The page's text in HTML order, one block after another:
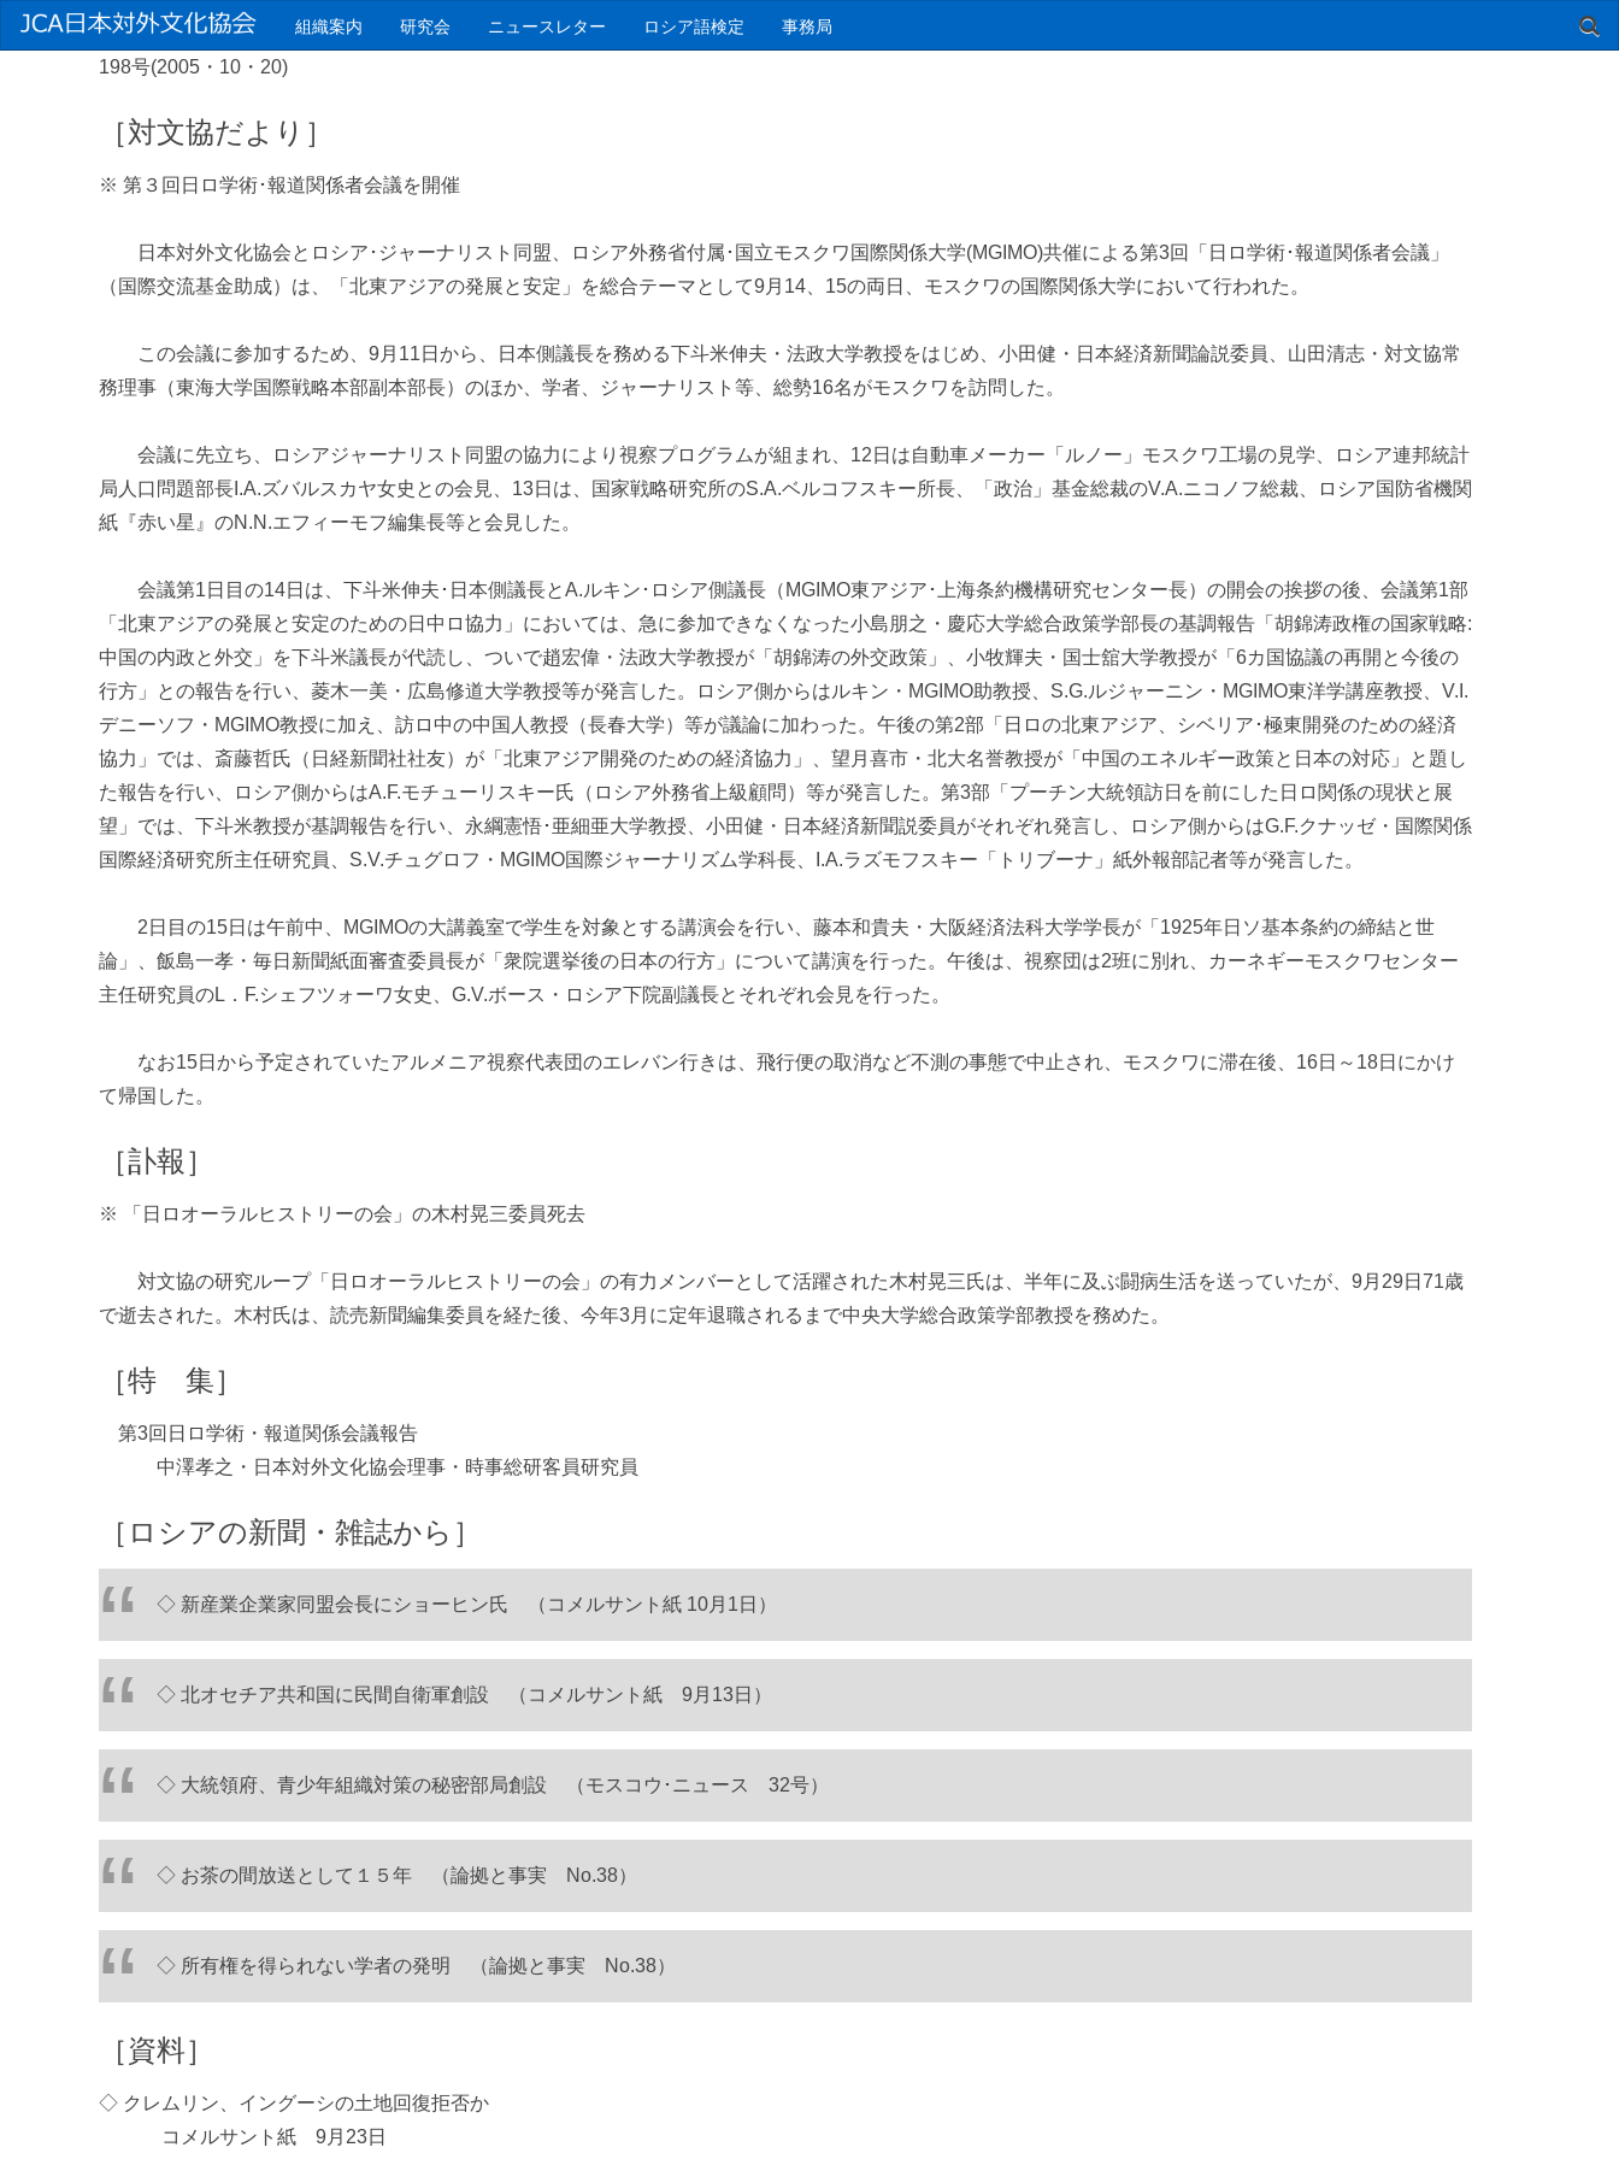
組織案内 研究会 ニュースレター ロシア語検定 事務局
198号(2005・10・20)
［対文協だより］
※ 第３回日ロ学術･報道関係者会議を開催
日本対外文化協会とロシア･ジャーナリスト同盟、ロシア外務省付属･国立モスクワ国際関係大学(MGIMO)共催による第3回「日ロ学術･報道関係者会議」
（国際交流基金助成）は、「北東アジアの発展と安定」を総合テーマとして9月14、15の両日、モスクワの国際関係大学において行われた。
この会議に参加するため、9月11日から、日本側議長を務める下斗米伸夫・法政大学教授をはじめ、小田健・日本経済新聞論説委員、山田清志・対文協常
務理事（東海大学国際戦略本部副本部長）のほか、学者、ジャーナリスト等、総勢16名がモスクワを訪問した。
会議に先立ち、ロシアジャーナリスト同盟の協力により視察プログラムが組まれ、12日は自動車メーカー「ルノー」モスクワ工場の見学、ロシア連邦統計
局人口問題部長I.A.ズバルスカヤ女史との会見、13日は、国家戦略研究所のS.A.ベルコフスキー所長、「政治」基金総裁のV.A.ニコノフ総裁、ロシア国防省機関
紙『赤い星』のN.N.エフィーモフ編集長等と会見した。
会議第1日目の14日は、下斗米伸夫･日本側議長とA.ルキン･ロシア側議長（MGIMO東アジア･上海条約機構研究センター長）の開会の挨拶の後、会議第1部
「北東アジアの発展と安定のための日中ロ協力」においては、急に参加できなくなった小島朋之・慶応大学総合政策学部長の基調報告「胡錦涛政権の国家戦略:
中国の内政と外交」を下斗米議長が代読し、ついで趙宏偉・法政大学教授が「胡錦涛の外交政策」、小牧輝夫・国士舘大学教授が「6カ国協議の再開と今後の
行方」との報告を行い、菱木一美・広島修道大学教授等が発言した。ロシア側からはルキン・MGIMO助教授、S.G.ルジャーニン・MGIMO東洋学講座教授、V.I.
デニーソフ・MGIMO教授に加え、訪ロ中の中国人教授（長春大学）等が議論に加わった。午後の第2部「日ロの北東アジア、シベリア･極東開発のための経済
協力」では、斎藤哲氏（日経新聞社社友）が「北東アジア開発のための経済協力」、望月喜市・北大名誉教授が「中国のエネルギー政策と日本の対応」と題し
た報告を行い、ロシア側からはA.F.モチューリスキー氏（ロシア外務省上級顧問）等が発言した。第3部「プーチン大統領訪日を前にした日ロ関係の現状と展
望」では、下斗米教授が基調報告を行い、永綱憲悟･亜細亜大学教授、小田健・日本経済新聞説委員がそれぞれ発言し、ロシア側からはG.F.クナッゼ・国際関係
国際経済研究所主任研究員、S.V.チュグロフ・MGIMO国際ジャーナリズム学科長、I.A.ラズモフスキー「トリブーナ」紙外報部記者等が発言した。
2日目の15日は午前中、MGIMOの大講義室で学生を対象とする講演会を行い、藤本和貴夫・大阪経済法科大学学長が「1925年日ソ基本条約の締結と世
論」、飯島一孝・毎日新聞紙面審査委員長が「衆院選挙後の日本の行方」について講演を行った。午後は、視察団は2班に別れ、カーネギーモスクワセンター
主任研究員のL．F.シェフツォーワ女史、G.V.ボース・ロシア下院副議長とそれぞれ会見を行った。
なお15日から予定されていたアルメニア視察代表団のエレバン行きは、飛行便の取消など不測の事態で中止され、モスクワに滞在後、16日～18日にかけ
て帰国した。
［訃報］
※ 「日ロオーラルヒストリーの会」の木村晃三委員死去
対文協の研究ループ「日ロオーラルヒストリーの会」の有力メンバーとして活躍された木村晃三氏は、半年に及ぶ闘病生活を送っていたが、9月29日71歳
で逝去された。木村氏は、読売新聞編集委員を経た後、今年3月に定年退職されるまで中央大学総合政策学部教授を務めた。
［特 集］
第3回日ロ学術・報道関係会議報告
中澤孝之・日本対外文化協会理事・時事総研客員研究員
［ロシアの新聞・雑誌から］
◇ 新産業企業家同盟会長にショーヒン氏 （コメルサント紙 10月1日）
◇ 北オセチア共和国に民間自衛軍創設 （コメルサント紙 9月13日）
◇ 大統領府、青少年組織対策の秘密部局創設 （モスコウ･ニュース 32号）
◇ お茶の間放送として１５年 （論拠と事実 No.38）
◇ 所有権を得られない学者の発明 （論拠と事実 No.38）
［資料］
◇ クレムリン、イングーシの土地回復拒否か
コメルサント紙 9月23日